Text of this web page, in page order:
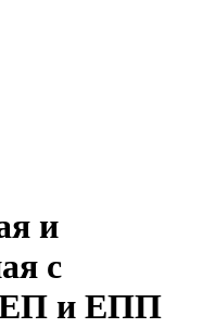
и
с
ЕП и ЕПП